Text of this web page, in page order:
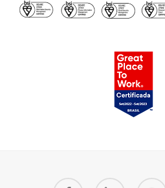
facebook linkedin youtube